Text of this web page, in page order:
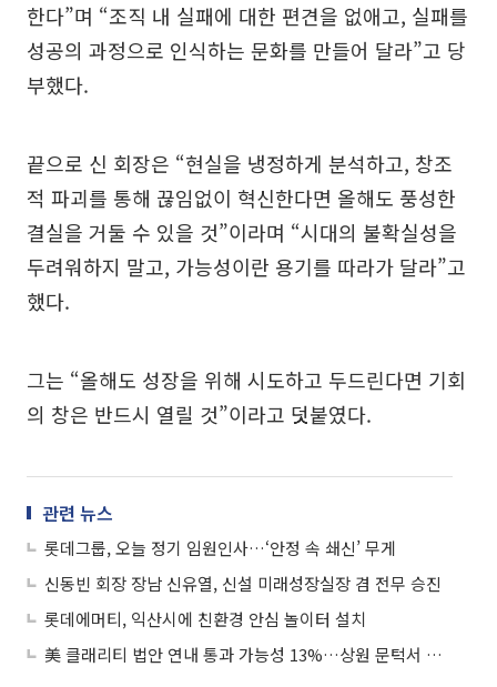
한다”며 “조직 내 실패에 대한 편견을 없애고, 실패를
성공의 과정으로 인식하는 문화를 만들어 달라”고 당
부했다.
끝으로 신 회장은 “현실을 냉정하게 분석하고, 창조
적 파괴를 통해 끊임없이 혁신한다면 올해도 풍성한
결실을 거둘 수 있을 것”이라며 “시대의 불확실성을
두려워하지 말고, 가능성이란 용기를 따라가 달라”고
했다.
그는 “올해도 성장을 위해 시도하고 두드린다면 기회
의 창은 반드시 열릴 것”이라고 덧붙였다.
관련 뉴스
롯데그룹, 오늘 정기 임원인사…‘안정 속 쇄신’ 무게
신동빈 회장 장남 신유열, 신설 미래성장실장 겸 전무 승진
롯데에머티, 익산시에 친환경 안심 놀이터 설치
美 클래리티 법안 연내 통과 가능성 13%…상원 문턱서 제동